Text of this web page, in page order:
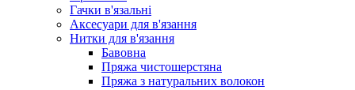
Гачки в'язальні
Аксесуари для в'язання
Нитки для в'язання
Бавовна
Пряжа чистошерстяна
Пряжа з натуральних волокон